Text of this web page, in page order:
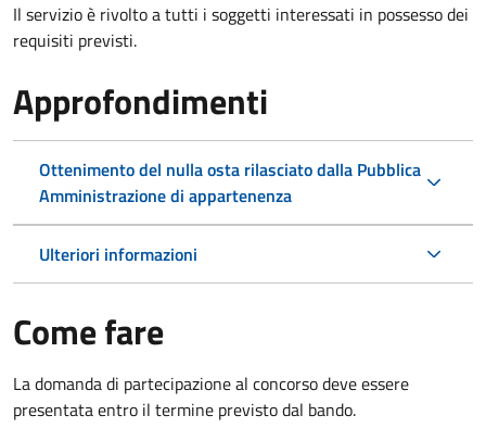
Il servizio è rivolto a tutti i soggetti interessati in possesso dei
requisiti previsti.
Approfondimenti
Ottenimento del nulla osta rilasciato dalla Pubblica
Amministrazione di appartenenza
Ulteriori informazioni
Come fare
La domanda di partecipazione al concorso deve essere
presentata entro il termine previsto dal bando.